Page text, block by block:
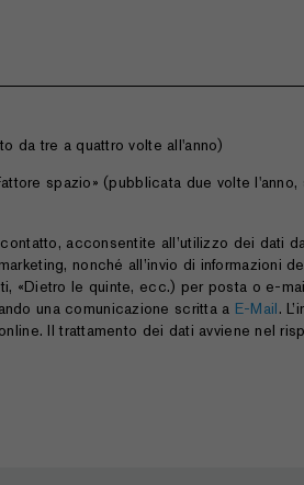
da tre a quattro volte all'anno)
spazio» (pubblicata due volte
acconsentite all’utilizzo dei dati
nonché all’invio di informazioni
«Dietro le quinte, ecc.) per posta o e-
una comunicazione scritta a E-Mail.
Il trattamento dei dati avviene nel